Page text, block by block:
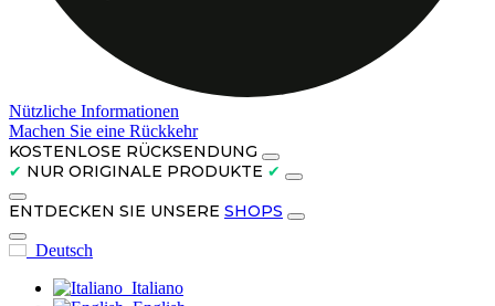
Nützliche Informationen
Machen Sie eine Rückkehr
KOSTENLOSE RÜCKSENDUNG
✔ NUR ORIGINALE PRODUKTE ✔
ENTDECKEN SIE UNSERE SHOPS
Deutsch
Italiano